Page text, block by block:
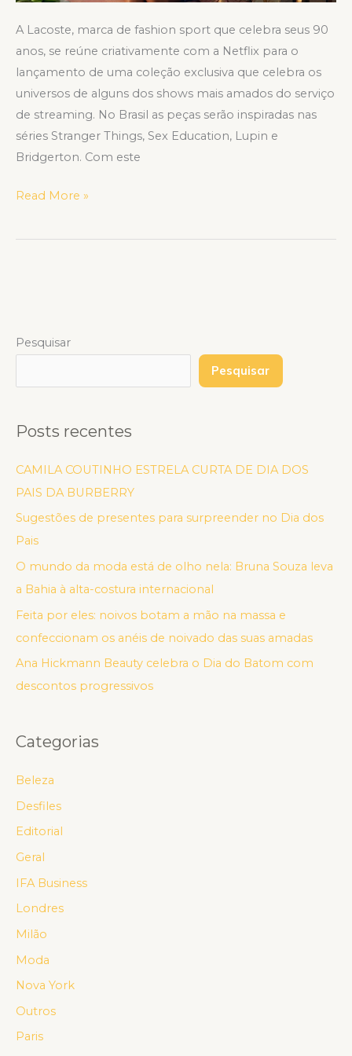
A Lacoste, marca de fashion sport que celebra seus 90
anos, se reúne criativamente com a Netflix para o
lançamento de uma coleção exclusiva que celebra os
universos de alguns dos shows mais amados do serviço
de streaming. No Brasil as peças serão inspiradas nas
séries Stranger Things, Sex Education, Lupin e
Bridgerton. Com este
Read More »
Pesquisar
Pesquisar
Posts recentes
CAMILA COUTINHO ESTRELA CURTA DE DIA DOS
PAIS DA BURBERRY
Sugestões de presentes para surpreender no Dia dos
Pais
O mundo da moda está de olho nela: Bruna Souza leva
a Bahia à alta-costura internacional
Feita por eles: noivos botam a mão na massa e
confeccionam os anéis de noivado das suas amadas
Ana Hickmann Beauty celebra o Dia do Batom com
descontos progressivos
Categorias
Beleza
Desfiles
Editorial
Geral
IFA Business
Londres
Milão
Moda
Nova York
Outros
Paris